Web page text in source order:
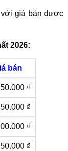
với giá bán được
2026:
bán
₫
₫
₫
₫